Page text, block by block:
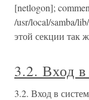
[netlogon];
/usr/local/samba/
этой секции так
3.2. Вход
3.2. Вход в